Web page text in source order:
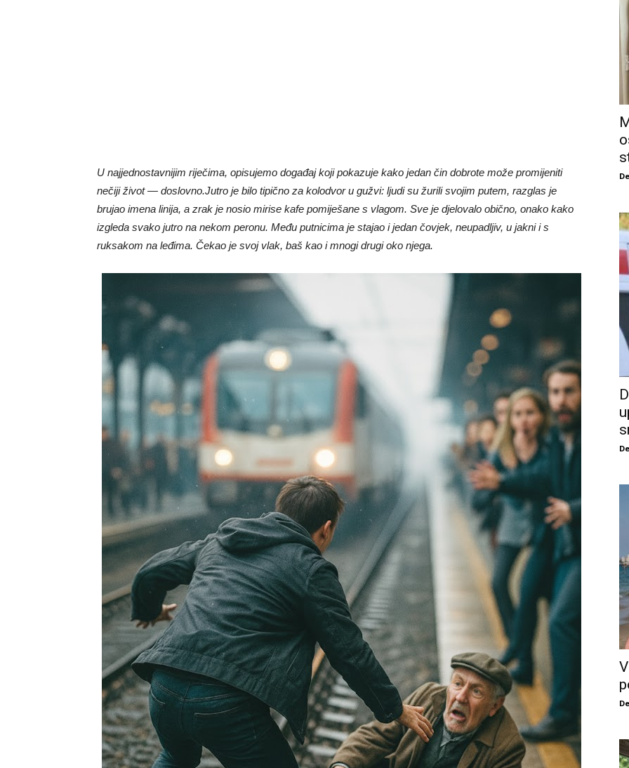
U najjednostavnijim riječima, opisujemo događaj koji pokazuje kako jedan čin dobrote može promijeniti
nečiji život — doslovno.Jutro je bilo tipično za kolodvor u gužvi: ljudi su žurili svojim putem, razglas je
brujao imena linija, a zrak je nosio mirise kafe pomiješane s vlagom. Sve je djelovalo obično, onako kako
izgleda svako jutro na nekom peronu. Među putnicima je stajao i jedan čovjek, neupadljiv, u jakni i s
ruksakom na leđima. Čekao je svoj vlak, baš kao i mnogi drugi oko njega.